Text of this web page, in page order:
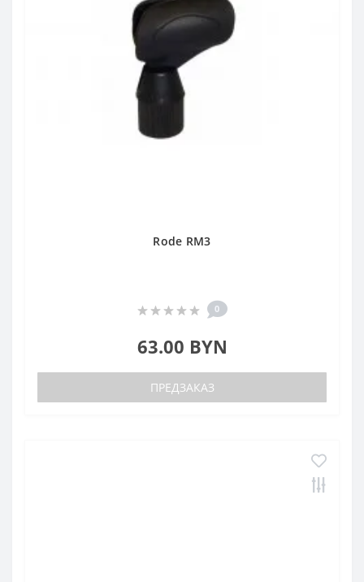
Rode RM3
0
63.00 BYN
ПРЕДЗАКАЗ